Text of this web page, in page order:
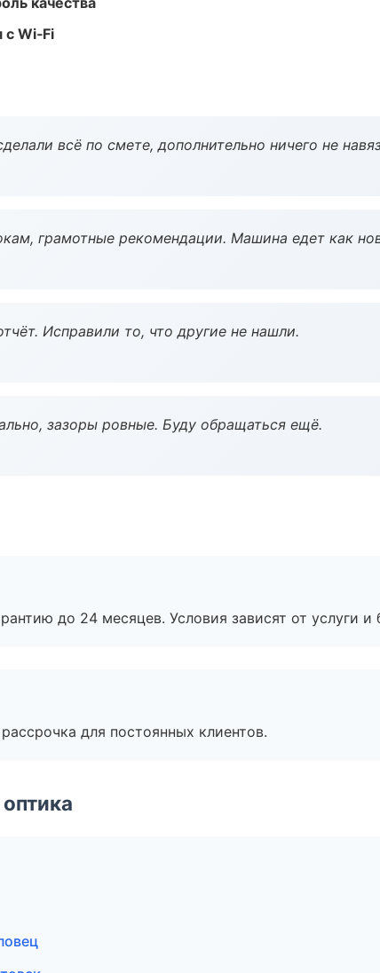
Wi‑Fi
всё по смете, дополнительно ничего не
грамотные рекомендации. Машина едет как
Исправили то, что другие не нашли.
зазоры ровные. Буду обращаться ещё.
до 24 месяцев. Условия зависят от услуги и
для постоянных клиентов.